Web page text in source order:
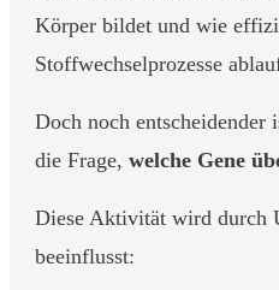
Körper bildet und wie
Stoffwechselprozesse
Doch noch entscheidender
die Frage, welche Gene
Diese Aktivität wird durch
beeinflusst: